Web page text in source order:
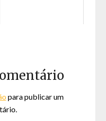
para publicar um